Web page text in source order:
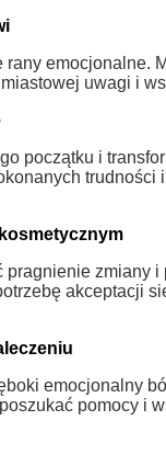
rany emocjonalne.
uwagi i
początku i
trudności
pragnienie zmiany
akceptacji
emocjonalny
pomocy i